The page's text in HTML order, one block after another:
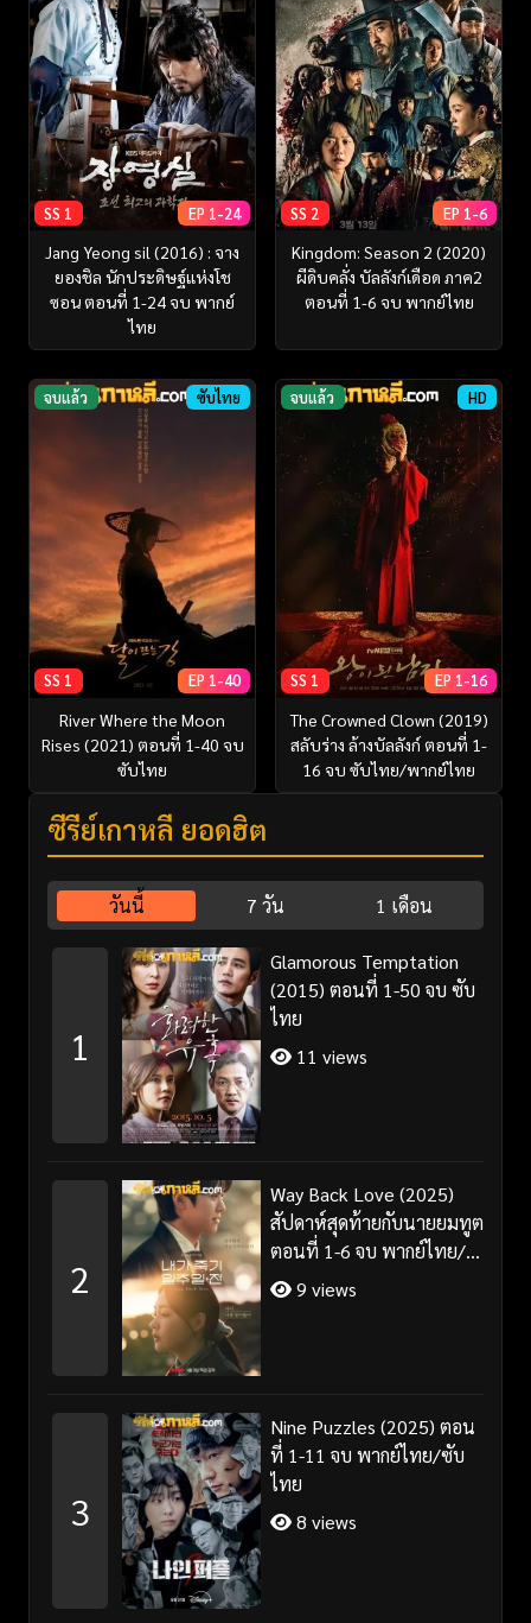
SS 1 EP 1-24
Jang Yeong sil (2016) : จาง
ยองชิล นักประดิษฐ์แห่งโช
ซอน ตอนที่ 1-24 จบ พากย์
ไทย
SS 2 EP 1-6
Kingdom: Season 2 (2020)
ผีดิบคลั่ง บัลลังก์เดือด ภาค2
ตอนที่ 1-6 จบ พากย์ไทย
จบแล้ว ซับไทย
SS 1 EP 1-40
River Where the Moon
Rises (2021) ตอนที่ 1-40 จบ
ซับไทย
จบแล้ว HD
SS 1 EP 1-16
The Crowned Clown (2019)
สลับร่าง ล้างบัลลังก์ ตอนที่ 1-
16 จบ ซับไทย/พากย์ไทย
ซีรี่ย์เกาหลี ยอดฮิต
วันนี้ 7 วัน 1 เดือน
1
Glamorous Temptation
(2015) ตอนที่ 1-50 จบ ซับ
ไทย
11 views
2
Way Back Love (2025)
สัปดาห์สุดท้ายกับนายยมทูต
ตอนที่ 1-6 จบ พากย์ไทย/
ซับไทย
9 views
3
Nine Puzzles (2025) ตอน
ที่ 1-11 จบ พากย์ไทย/ซับ
ไทย
8 views